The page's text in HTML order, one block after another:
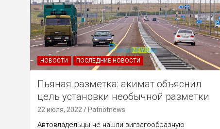
НОВОСТИ ПОСЛЕДНИЕ НОВОСТИ
Пьяная разметка: акимат объяснил
цель установки необычной разметки
22 июля, 2022 Patriotnews
Автовладельцы не нашли зигзагообразную